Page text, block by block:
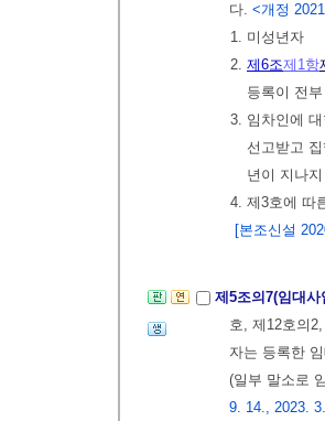
다. <개정
1. 미성년자
2. 제6조제1항
등록이 전
3. 임차인에
선고받고
년이 지나
4. 제3호에 따
[본조신설
제5조의7(임대
호, 제12호의
자는 등록한
(일부 말소로
9. 14., 2023.